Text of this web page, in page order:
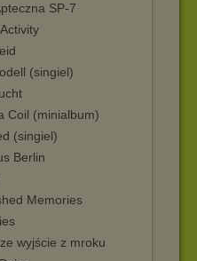
SP-7
(singiel)
Coil (minialbum)
(singiel)
Berlin
Memories
wyjście z mroku